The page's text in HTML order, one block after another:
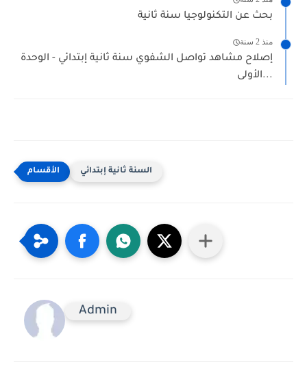
بحث عن التكنولوجيا سنة ثانية
منذ 2 سنة
إصلاح مشاهد تواصل الشفوي سنة ثانية إبتدائي - الوحدة
الأولى...
السنة ثانية إبتدائي
Admin